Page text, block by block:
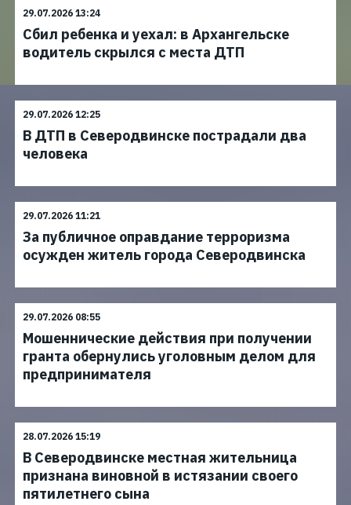
29.07.2026 13:24
Сбил ребенка и уехал: в Архангельске
водитель скрылся с места ДТП
29.07.2026 12:25
В ДТП в Северодвинске пострадали два
человека
29.07.2026 11:21
За публичное оправдание терроризма
осужден житель города Северодвинска
29.07.2026 08:55
Мошеннические действия при получении
гранта обернулись уголовным делом для
предпринимателя
28.07.2026 15:19
В Северодвинске местная жительница
признана виновной в истязании своего
пятилетнего сына